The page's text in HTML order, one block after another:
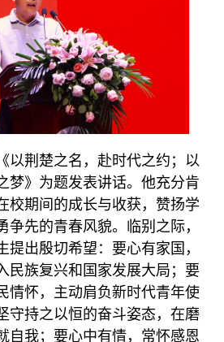
以荆楚之名，赴时代之约；以
梦》为题发表讲话。他充分肯
校期间的成长与收获，赞扬学
争先的青春风貌。临别之际，
提出殷切希望：要心有家国，
民族复兴和国家发展大局；要
情怀，主动肩负新时代青年使
守持之以恒的奋斗姿态，在磨
自我；要心中有情，常怀感恩